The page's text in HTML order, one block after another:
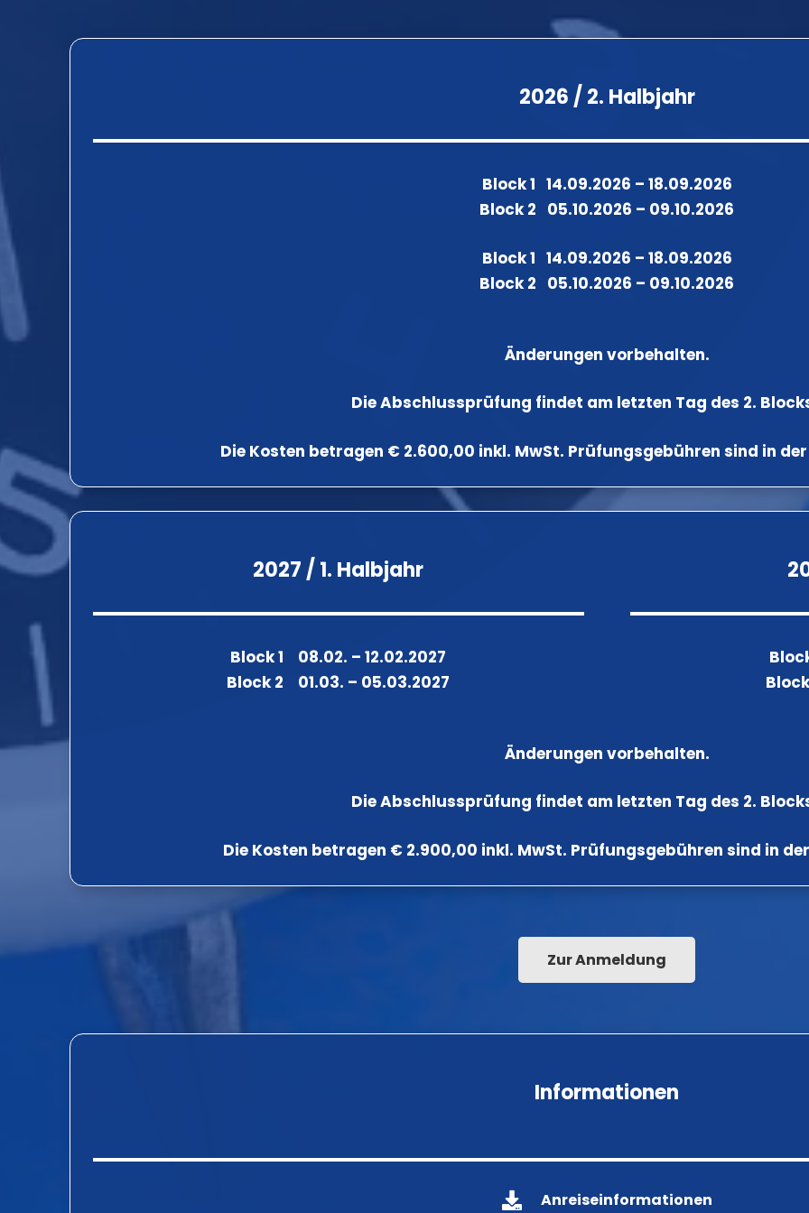
2026 / 2. Halbjahr
Block 1 14.09.2026 – 18.09.2026
Block 2 05.10.2026 – 09.10.2026
Block 1 14.09.2026 – 18.09.2026
Block 2 05.10.2026 – 09.10.2026
Änderungen vorbehalten.
Die Abschlussprüfung findet am letzten Tag des 2.
Die Kosten betragen € 2.600,00 inkl. MwSt. Prüfungsgebühren sind in
2027 / 1. Halbjahr
Block 1 08.02. – 12.02.2027
Block 2 01.03. – 05.03.2027
Änderungen vorbehalten.
Die Abschlussprüfung findet am letzten Tag des 2.
Die Kosten betragen € 2.900,00 inkl. MwSt. Prüfungsgebühren sind in
Zur Anmeldung
Informationen
Anreiseinformationen